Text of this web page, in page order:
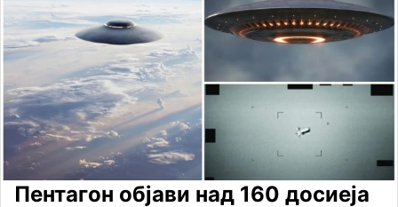
Пентагон објави над 160 досиеја